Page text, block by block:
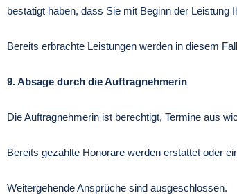
bestätigt haben, dass Sie mit Beginn der Leistung
Bereits erbrachte Leistungen werden in diesem
9. Absage durch die Auftragnehmerin
Die Auftragnehmerin ist berechtigt, Termine aus
Bereits gezahlte Honorare werden erstattet oder
Weitergehende Ansprüche sind ausgeschlossen.